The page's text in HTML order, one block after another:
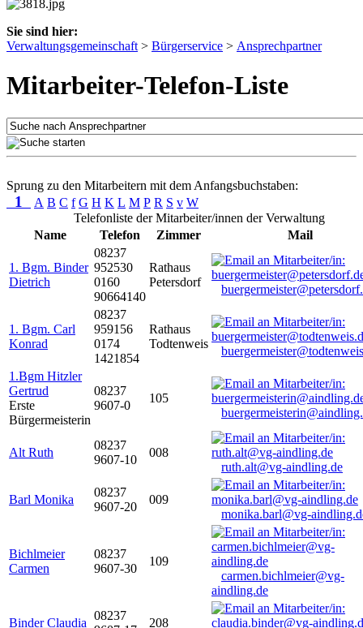
Sie sind hier:
Verwaltungsgemeinschaft > Bürgerservice > Ansprechpartner
Mitarbeiter-Telefon-Liste
Sprung zu den Mitarbeitern mit dem Anfangsbuchstaben:
1 A B C f G H K L M P R S v W
Telefonliste der Mitarbeiter/innen der Verwaltung
Name
Telefon Zimmer Mail
1. Bgm. Binder
Dietrich
08237
952530
0160
90664140
Rathaus
Petersdorf
1. Bgm. Carl
Konrad
08237
959156
0174
1421854
Rathaus
Todtenweis
1.Bgm Hitzler
Gertrud
Erste
Bürgermeisterin
08237
9607-0
105
Alt Ruth
08237
9607-10
008
ruth.alt@vg-aindling.de
Barl Monika
08237
9607-20
009
monika.barl@vg-
Bichlmeier
Carmen
08237
9607-30
109
carmen.bichlmeier@vg-
aindling.de
Binder Claudia
08237
208